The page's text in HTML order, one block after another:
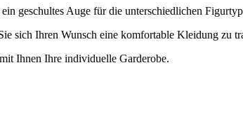
geschultes Auge für die unterschiedlichen
sich Ihren Wunsch eine komfortable Kleidung zu
Ihnen Ihre individuelle Garderobe.